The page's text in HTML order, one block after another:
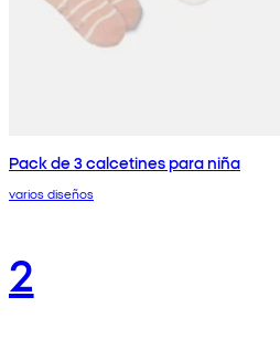
Pack de 3 calcetines para niña
varios diseños
2